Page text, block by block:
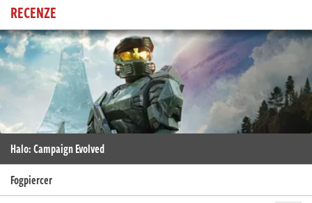
RECENZE
Halo: Campaign Evolved
Fogpiercer